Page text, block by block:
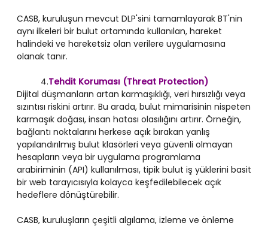
CASB, kuruluşun mevcut DLP'sini tamamlayarak BT'nin
aynı ilkeleri bir bulut ortamında kullanılan, hareket
halindeki ve hareketsiz olan verilere uygulamasına
olanak tanır.
4.Tehdit Koruması (Threat Protection)
Dijital düşmanların artan karmaşıklığı, veri hırsızlığı veya
sızıntısı riskini artırır. Bu arada, bulut mimarisinin nispeten
karmaşık doğası, insan hatası olasılığını artırır. Örneğin,
bağlantı noktalarını herkese açık bırakan yanlış
yapılandırılmış bulut klasörleri veya güvenli olmayan
hesapların veya bir uygulama programlama
arabiriminin (API) kullanılması, tipik bulut iş yüklerini basit
bir web tarayıcısıyla kolayca keşfedilebilecek açık
hedeflere dönüştürebilir.
CASB, kuruluşların çeşitli algılama, izleme ve önleme